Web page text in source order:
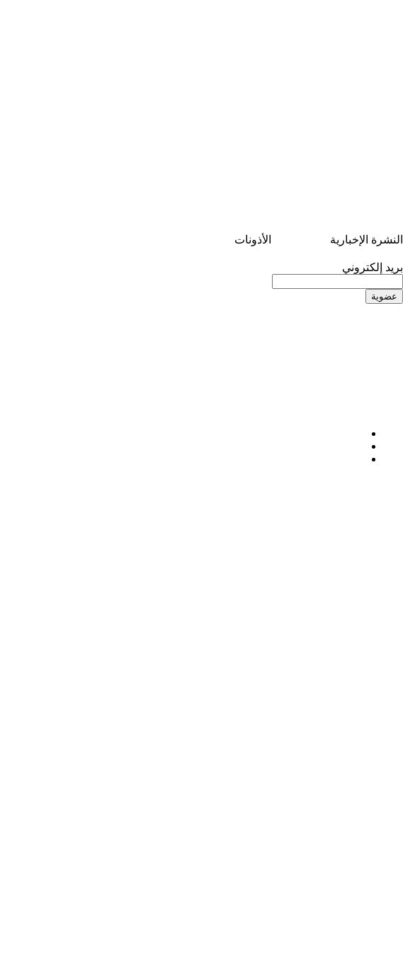
النشرة الإخبارية
بريد إلكتروني
الأذونات